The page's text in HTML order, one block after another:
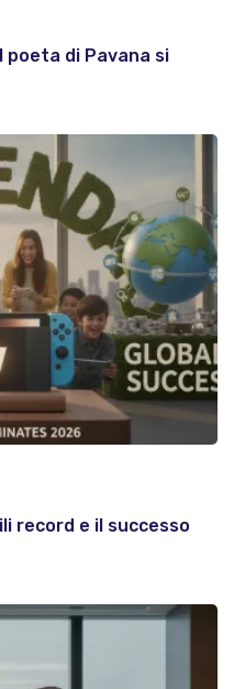
poeta di Pavana si
record e il successo